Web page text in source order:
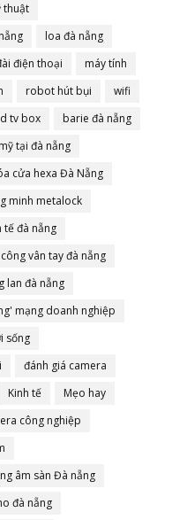
thuật
loa đà nẵng
điện thoại
máy tính
robot hút bụi
wifi
tv box
barie đà nẵng
tại đà nẵng
cửa hexa Đà Nẵng
minh metalock
tế đà nẵng
vân tay đà nẵng
lan đà nẵng
mạng doanh nghiệp
sống
đánh giá camera
Kinh tế
Mẹo hay
công nghiệp
âm sàn Đà nẵng
đà nẵng